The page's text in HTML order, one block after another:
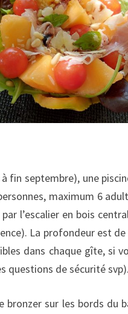
fin septembre), une
maximum 6
l’escalier en bois
La profondeur est
dans chaque gîte, si
questions de sécurité svp).
bronzer sur les bords du